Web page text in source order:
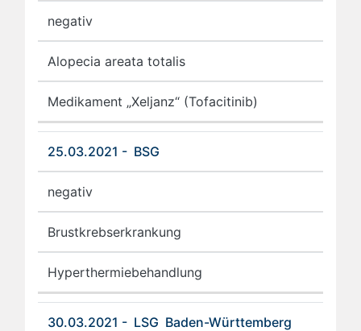
negativ
Alopecia areata totalis
Medikament „Xeljanz“ (Tofacitinib)
25.03.2021 - BSG
negativ
Brustkrebserkrankung
Hyperthermiebehandlung
30.03.2021 - LSG Baden-Württemberg